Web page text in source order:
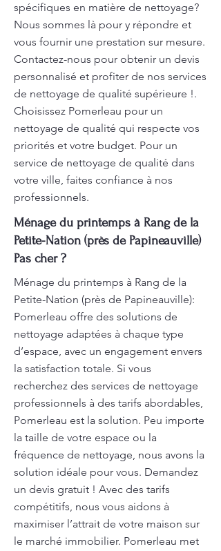
spécifiques en matière de nettoyage?
Nous sommes là pour y répondre et
vous fournir une prestation sur mesure.
Contactez-nous pour obtenir un devis
personnalisé et profiter de nos services
de nettoyage de qualité supérieure !.
Choisissez Pomerleau pour un
nettoyage de qualité qui respecte vos
priorités et votre budget. Pour un
service de nettoyage de qualité dans
votre ville, faites confiance à nos
professionnels.
Ménage du printemps à Rang de la
Petite-Nation (près de Papineauville)
Pas cher ?
Ménage du printemps à Rang de la
Petite-Nation (près de Papineauville):
Pomerleau offre des solutions de
nettoyage adaptées à chaque type
d’espace, avec un engagement envers
la satisfaction totale. Si vous
recherchez des services de nettoyage
professionnels à des tarifs abordables,
Pomerleau est la solution. Peu importe
la taille de votre espace ou la
fréquence de nettoyage, nous avons la
solution idéale pour vous. Demandez
un devis gratuit ! Avec des tarifs
compétitifs, nous vous aidons à
maximiser l’attrait de votre maison sur
le marché immobilier. Pomerleau met